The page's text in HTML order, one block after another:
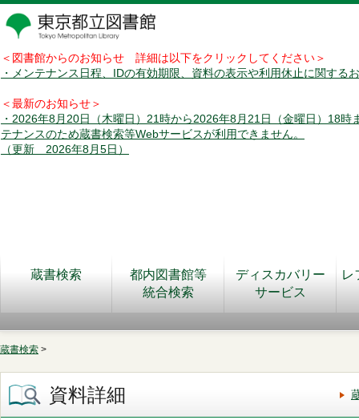
＜図書館からのお知らせ 詳細は以下をクリックしてください＞
・メンテナンス日程、IDの有効期限、資料の表示や利用休止に関する
＜最新のお知らせ＞
・2026年8月20日（木曜日）21時から2026年8月21日（金曜日）18時
テナンスのため蔵書検索等Webサービスが利用できません。
（更新 2026年8月5日）
蔵書検索
都内図書館等
統合検索
ディスカバリー
サービス
レ
蔵書検索 >
資料詳細